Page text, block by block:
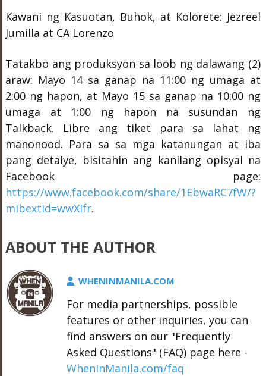
Kawani ng Kasuotan, Buhok, at Kolorete: Jezreel
Jumilla at CA Lorenzo
Tatakbo ang produksyon sa loob ng dalawang (2)
araw: Mayo 14 sa ganap na 11:00 ng umaga at
2:00 ng hapon, at Mayo 15 sa ganap na 10:00 ng
umaga at 1:00 ng hapon na susundan ng
Talkback. Libre ang tiket para sa lahat ng
manonood. Para sa sa mga katanungan at iba
pang detalye, bisitahin ang kanilang opisyal na
Facebook page:
https://www.facebook.com/share/1EbwaRC7fW/?
mibextid=wwXIfr.
ABOUT THE AUTHOR
WHENINMANILA.COM
For media partnerships, possible
features or other inquiries, you can
find answers on our "Frequently
Asked Questions" (FAQ) page here -
WhenInManila.com/faq